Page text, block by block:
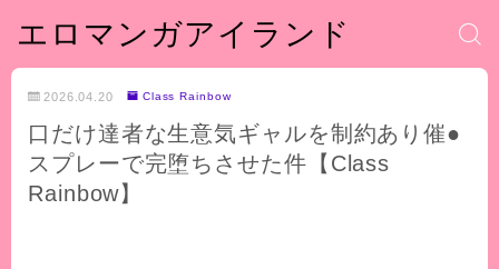
エロマンガアイランド
2026.04.20 Class Rainbow
口だけ達者な生意気ギャルを制約あり催●
スプレーで完堕ちさせた件【Class
Rainbow】